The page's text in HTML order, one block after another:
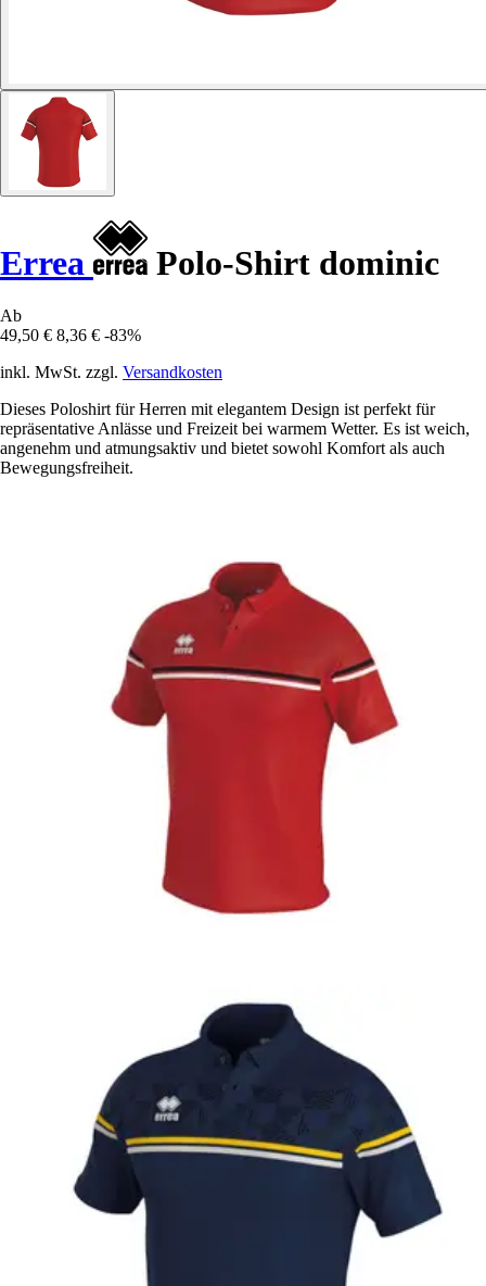
Errea Polo-Shirt dominic
Ab
49,50 € 8,36 € -83%
inkl. MwSt. zzgl. Versandkosten
Dieses Poloshirt für Herren mit elegantem Design ist perfekt für
repräsentative Anlässe und Freizeit bei warmem Wetter. Es ist weich,
angenehm und atmungsaktiv und bietet sowohl Komfort als auch
Bewegungsfreiheit.